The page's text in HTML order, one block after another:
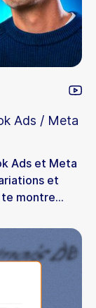
Ads / Meta
Ads et Meta
et
te montre
à
test,
métriques
et